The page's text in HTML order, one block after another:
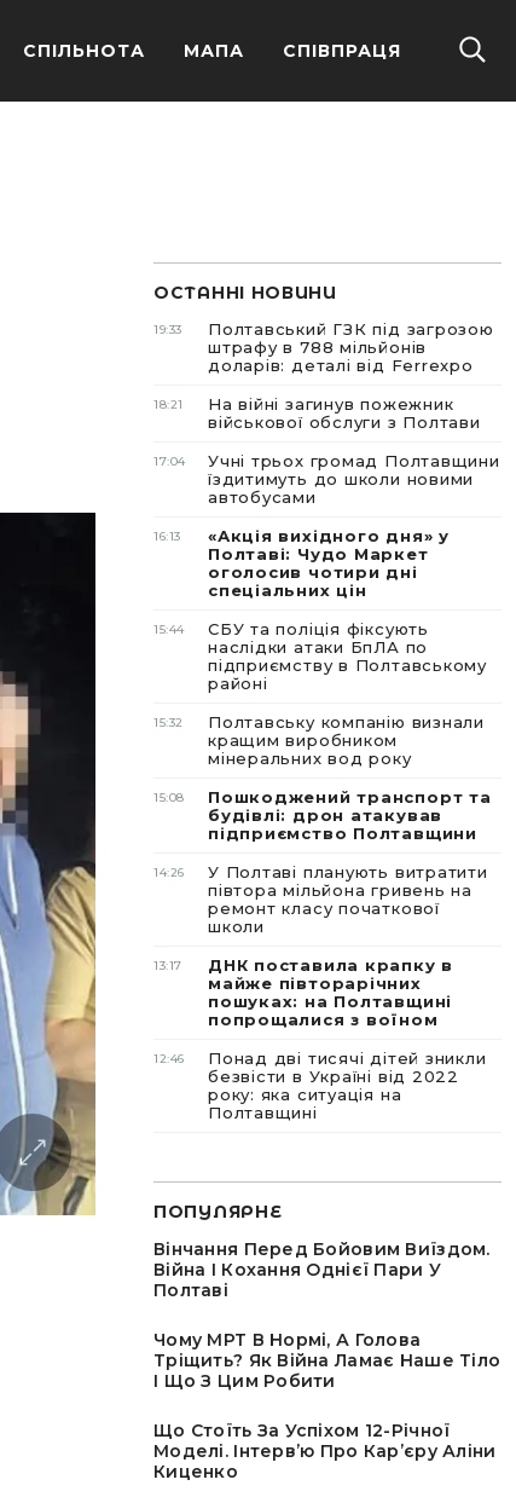
СПІЛЬНОТА МАПА СПІВПРАЦЯ
ОСТАННІ НОВИНИ
19:33
Полтавський ГЗК під загрозою
штрафу в 788 мільйонів
доларів: деталі від Ferrexpo
18:21
На війні загинув пожежник
військової обслуги з Полтави
17:04
Учні трьох громад Полтавщини
їздитимуть до школи новими
автобусами
16:13
«Акція вихідного дня» у
Полтаві: Чудо Маркет
оголосив чотири дні
спеціальних цін
15:44
СБУ та поліція фіксують
наслідки атаки БпЛА по
підприємству в Полтавському
районі
15:32
Полтавську компанію визнали
кращим виробником
мінеральних вод року
15:08
Пошкоджений транспорт та
будівлі: дрон атакував
підприємство Полтавщини
14:26
У Полтаві планують витратити
півтора мільйона гривень на
ремонт класу початкової
школи
13:17
ДНК поставила крапку в
майже півторарічних
пошуках: на Полтавщині
попрощалися з воїном
12:46
Понад дві тисячі дітей зникли
безвісти в Україні від 2022
року: яка ситуація на
Полтавщині
ПОПУЛЯРНЕ
Вінчання Перед Бойовим Виїздом.
Війна І Кохання Однієї Пари У
Полтаві
Чому МРТ В Нормі, А Голова
Тріщить? Як Війна Ламає Наше Тіло
І Що З Цим Робити
Що Стоїть За Успіхом 12-Річної
Моделі. Інтервʼю Про Карʼєру Аліни
Киценко